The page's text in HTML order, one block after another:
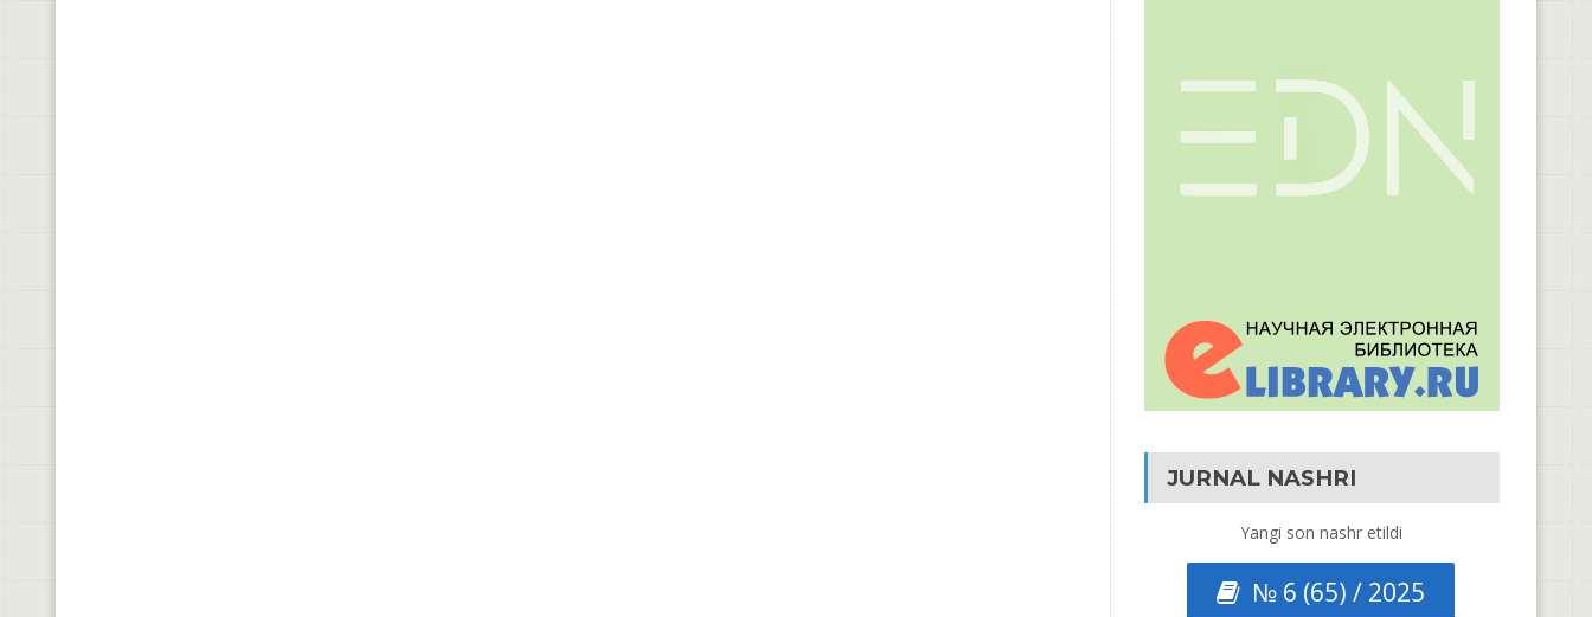
JURNAL NASHRI
Yangi son nashr etildi
№ 6 (65) / 2025